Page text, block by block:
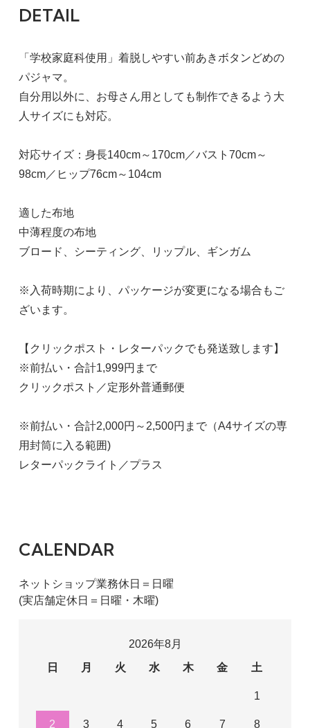
DETAIL
「学校家庭科使用」着脱しやすい前あきボタンどめの
パジャマ。
自分用以外に、お母さん用としても制作できるよう大
人サイズにも対応。
対応サイズ：身長140cm～170cm／バスト70cm～
98cm／ヒップ76cm～104cm
適した布地
中薄程度の布地
ブロード、シーティング、リップル、ギンガム
※入荷時期により、パッケージが変更になる場合もご
ざいます。
【クリックポスト・レターパックでも発送致します】
※前払い・合計1,999円まで
クリックポスト／定形外普通郵便
※前払い・合計2,000円～2,500円まで（A4サイズの専
用封筒に入る範囲)
レターパックライト／プラス
CALENDAR
ネットショップ業務休日＝日曜
(実店舗定休日＝日曜・木曜)
2026年8月
日
月 火 水 木 金 土
1
2 3 4 5 6 7 8